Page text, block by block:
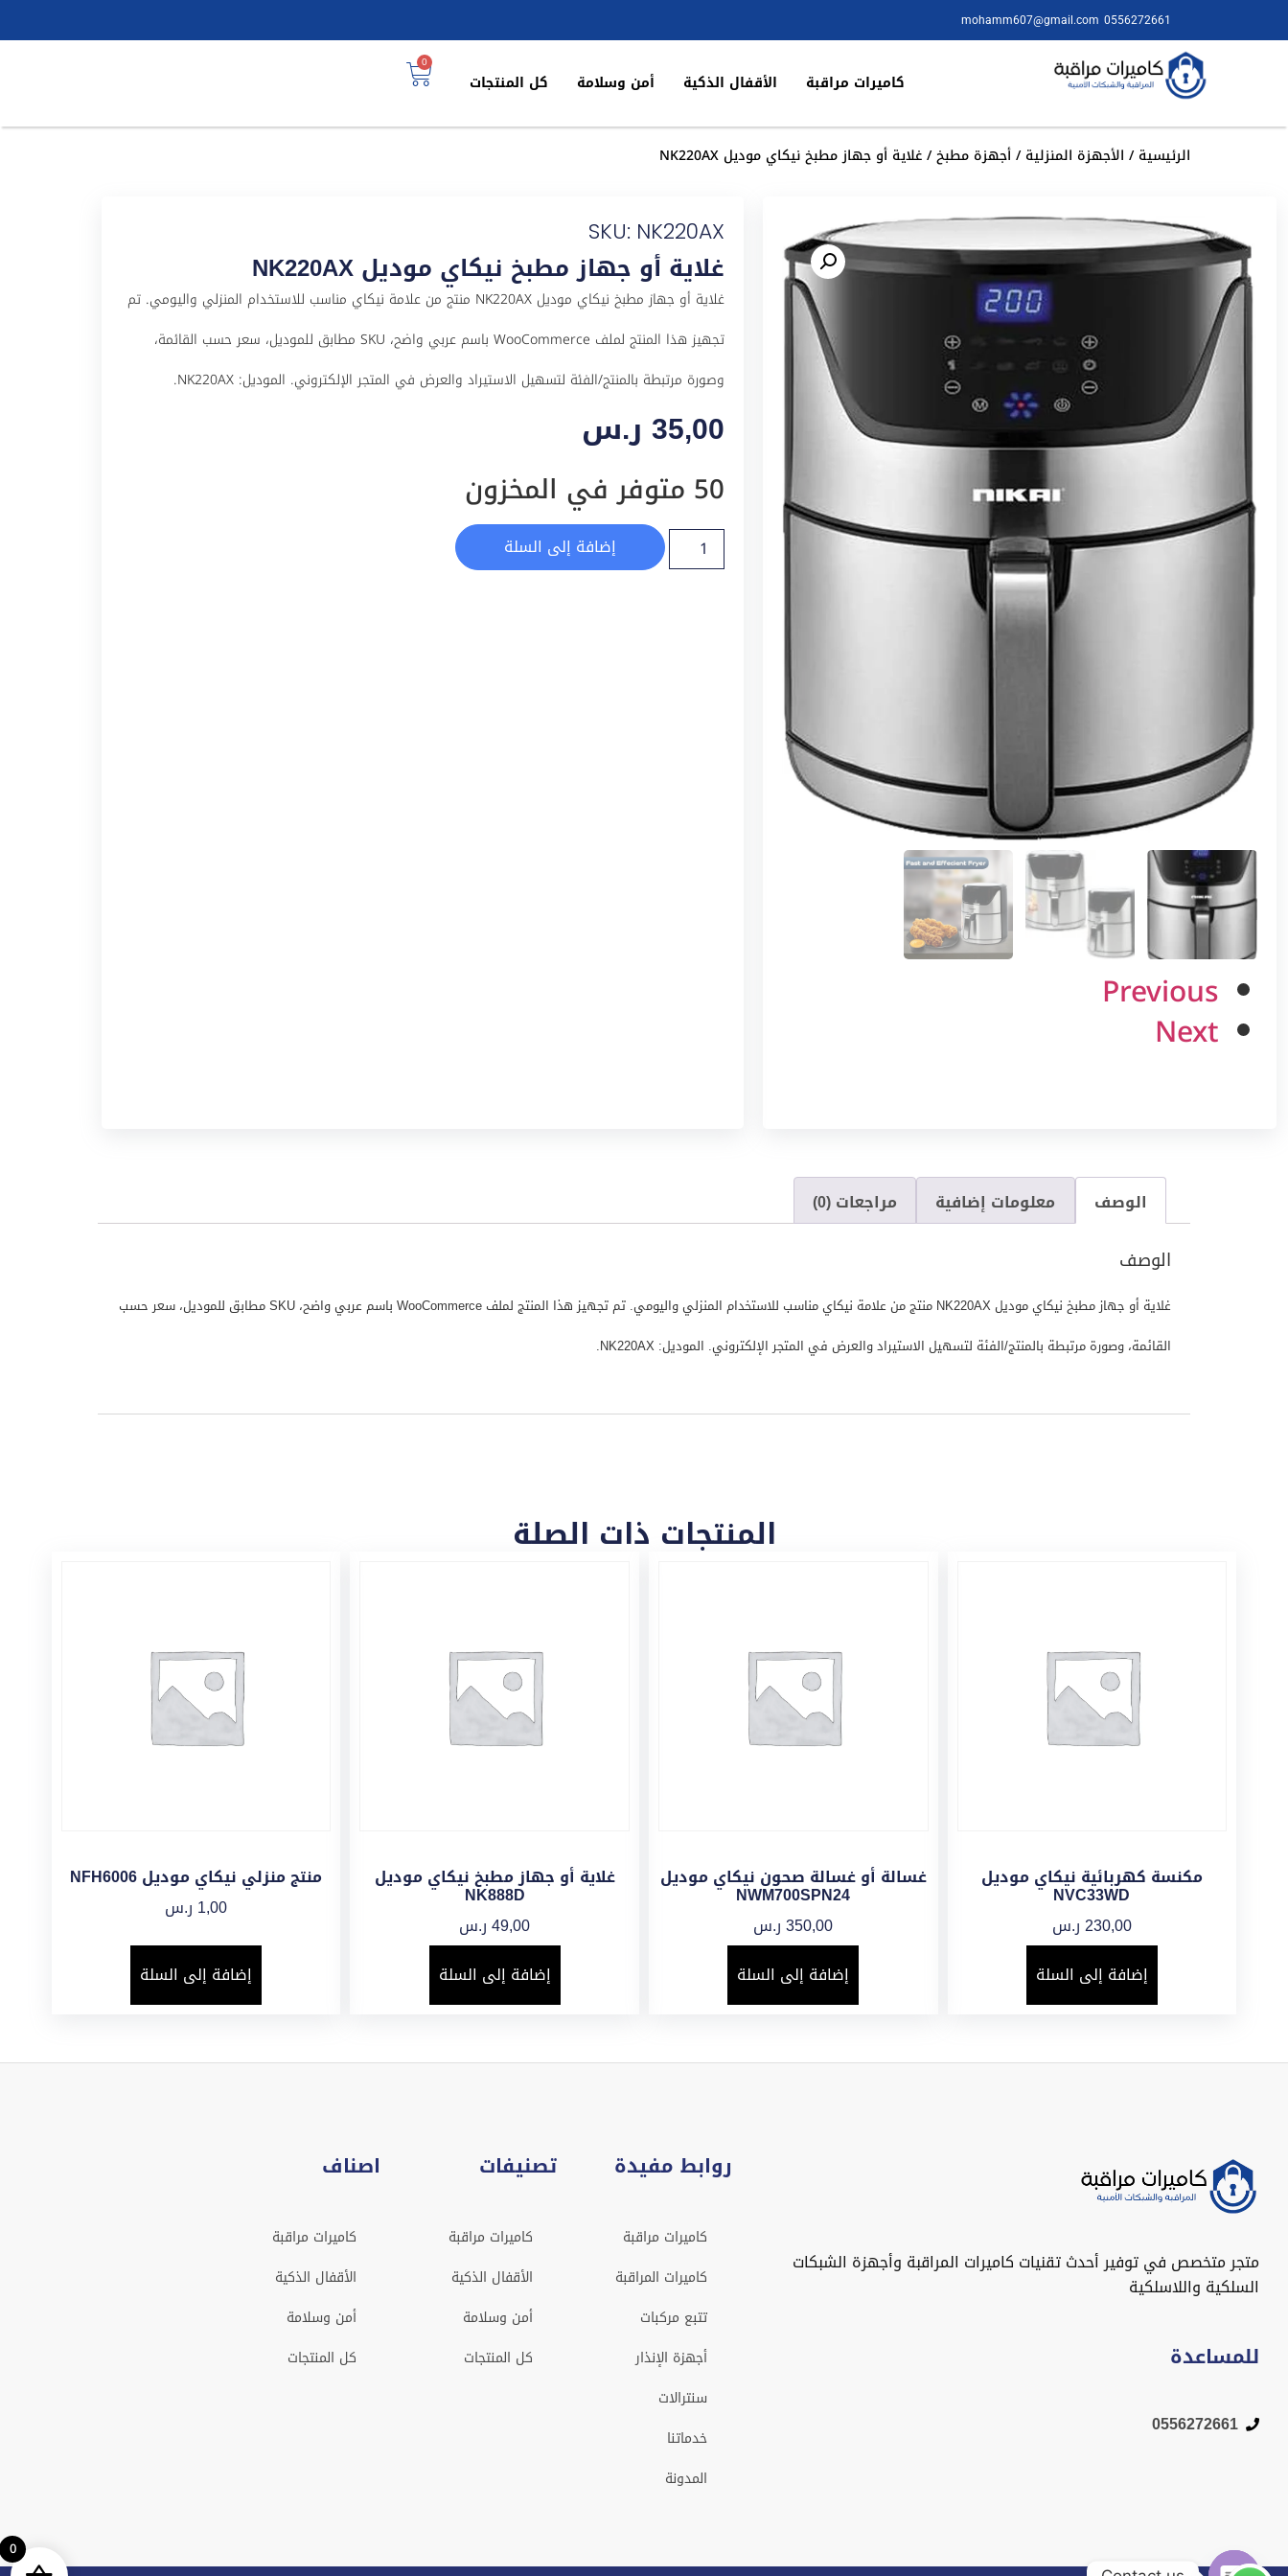
0556272661
mohamm607@gmail.com
كاميرات مراقبة الأقفال الذكية أمن وسلامة كل المنتجات
0
الرئيسية/ الأجهزة المنزلية/أجهزة مطبخ/ غلاية أو جهاز مطبخ نيكاي موديل NK220AX
Previous
Next
SKU: NK220AX
غلاية أو جهاز مطبخ نيكاي موديل NK220AX
غلاية أو جهاز مطبخ نيكاي موديل NK220AX منتج من علامة نيكاي مناسب للاستخدام المنزلي واليومي. تم
تجهيز هذا المنتج لملف WooCommerce باسم عربي واضح، SKU مطابق للموديل، سعر حسب القائمة،
وصورة مرتبطة بالمنتج/الفئة لتسهيل الاستيراد والعرض في المتجر الإلكتروني. الموديل: NK220AX.
35,00 ر.س
50 متوفر في المخزون
إضافة إلى السلة
الوصف معلومات إضافية مراجعات (0)
الوصف
غلاية أو جهاز مطبخ نيكاي موديل NK220AX منتج من علامة نيكاي مناسب للاستخدام المنزلي واليومي. تم تجهيز هذا المنتج لملف WooCommerce باسم عربي واضح، SKU مطابق للموديل، سعر حسب
القائمة، وصورة مرتبطة بالمنتج/الفئة لتسهيل الاستيراد والعرض في المتجر الإلكتروني. الموديل: NK220AX.
المنتجات ذات الصلة
مكنسة كهربائية نيكاي موديل
NVC33WD
230,00ر.س
إضافة إلى السلة
غسالة أو غسالة صحون نيكاي موديل
NWM700SPN24
350,00 ر.س
إضافة إلى السلة
غلاية أو جهاز مطبخ نيكاي موديل
NK888D
49,00ر.س
إضافة إلى السلة
منتج منزلي نيكاي موديل NFH6006
1,00 ر.س
إضافة إلى السلة
متجر متخصص في توفير أحدث تقنيات كاميرات المراقبة وأجهزة الشبكات
السلكية واللاسلكية
للمساعدة
0556272661
روابط مفيدة
كاميرات مراقبة
كاميرات المراقبة
تتبع مركبات
أجهزة الإنذار
سنترالات
خدماتنا
المدونة
تصنيفات
كاميرات مراقبة
الأقفال الذكية
أمن وسلامة
كل المنتجات
اصناف
كاميرات مراقبة
الأقفال الذكية
أمن وسلامة
كل المنتجات
0